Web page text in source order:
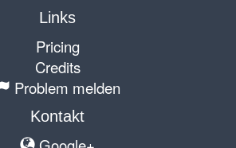
Links
Pricing
Credits
Problem melden
Kontakt